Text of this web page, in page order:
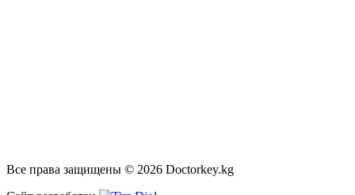
Все права защищены © 2026 Doctorkey.kg